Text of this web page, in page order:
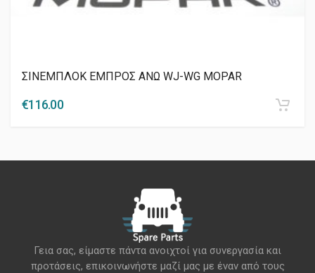
ΣΙΝΕΜΠΛΟΚ ΕΜΠΡΟΣ ΑΝΩ WJ-WG MOPAR
€116.00
Γεια σας, είμαστε πάντα ανοιχτοί για συνεργασία και
προτάσεις, επικοινωνήστε μαζί μας με έναν από τους